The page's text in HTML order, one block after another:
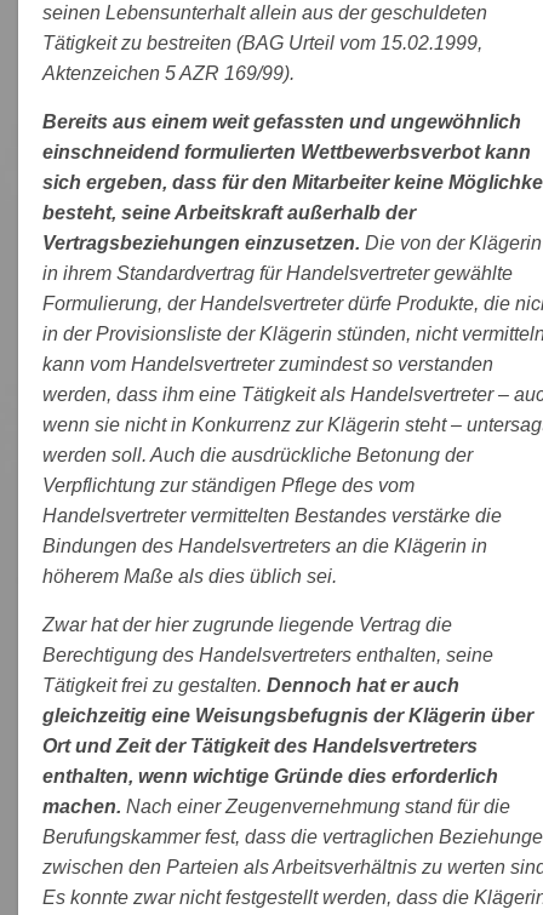
seinen Lebensunterhalt allein aus der geschuldeten
Tätigkeit zu bestreiten (BAG Urteil vom 15.02.1999,
Aktenzeichen 5 AZR 169/99).
Bereits aus einem weit gefassten und ungewöhnlich
einschneidend formulierten Wettbewerbsverbot kann
sich ergeben, dass für den Mitarbeiter keine
besteht, seine Arbeitskraft außerhalb der
Vertragsbeziehungen einzusetzen. Die von der Klägerin
in ihrem Standardvertrag für Handelsvertreter gewählte
Formulierung, der Handelsvertreter dürfe Produkte, die
in der Provisionsliste der Klägerin stünden, nicht
kann vom Handelsvertreter zumindest so verstanden
werden, dass ihm eine Tätigkeit als Handelsvertreter –
wenn sie nicht in Konkurrenz zur Klägerin steht –
werden soll. Auch die ausdrückliche Betonung der
Verpflichtung zur ständigen Pflege des vom
Handelsvertreter vermittelten Bestandes verstärke die
Bindungen des Handelsvertreters an die Klägerin in
höherem Maße als dies üblich sei.
Zwar hat der hier zugrunde liegende Vertrag die
Berechtigung des Handelsvertreters enthalten, seine
Tätigkeit frei zu gestalten. Dennoch hat er auch
gleichzeitig eine Weisungsbefugnis der Klägerin über
Ort und Zeit der Tätigkeit des Handelsvertreters
enthalten, wenn wichtige Gründe dies erforderlich
machen. Nach einer Zeugenvernehmung stand für die
Berufungskammer fest, dass die vertraglichen
zwischen den Parteien als Arbeitsverhältnis zu werten
Es konnte zwar nicht festgestellt werden, dass die